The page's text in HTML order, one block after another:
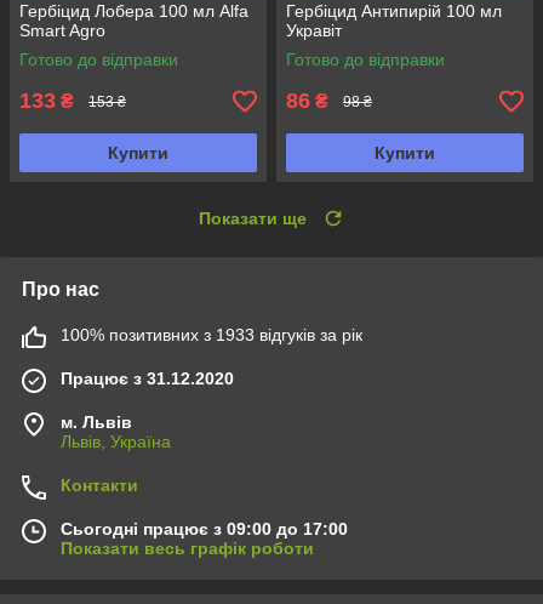
Гербіцид Лобера 100 мл Alfa
Smart Agro
Готово до відправки
133 ₴ 153 ₴
Купити
Гербіцид Антипирій 100 мл
Укравіт
Готово до відправки
86 ₴ 98 ₴
Купити
Показати ще
Про нас
100% позитивних з 1933 відгуків за рік
Працює з 31.12.2020
м. Львів
Львів, Україна
Контакти
Сьогодні працює з 09:00 до 17:00
Показати весь графік роботи